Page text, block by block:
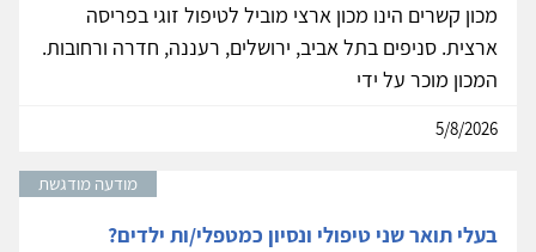
מכון קשרים הינו מכון ארצי מוביל לטיפול זוגי בפריסה
ארצית. סניפים בתל אביב, ירושלים, רעננה, חדרה ורחובות.
המכון מוכר על ידי
5/8/2026
מודעה מודגשת
בעלי תואר שני טיפולי ונסיון כמטפלי/ות ילדים?